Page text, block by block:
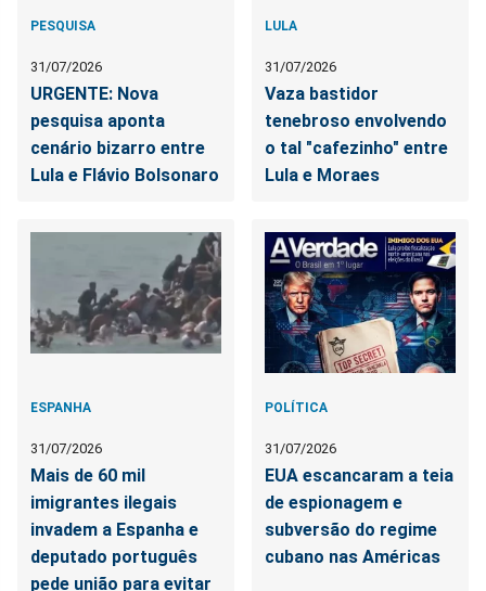
PESQUISA
31/07/2026
URGENTE: Nova
pesquisa aponta
cenário bizarro entre
Lula e Flávio Bolsonaro
LULA
31/07/2026
Vaza bastidor
tenebroso envolvendo
o tal "cafezinho" entre
Lula e Moraes
ESPANHA
31/07/2026
Mais de 60 mil
imigrantes ilegais
invadem a Espanha e
deputado português
pede união para evitar
POLÍTICA
31/07/2026
EUA escancaram a teia
de espionagem e
subversão do regime
cubano nas Américas